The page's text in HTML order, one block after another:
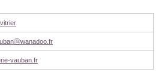
vauban.fr